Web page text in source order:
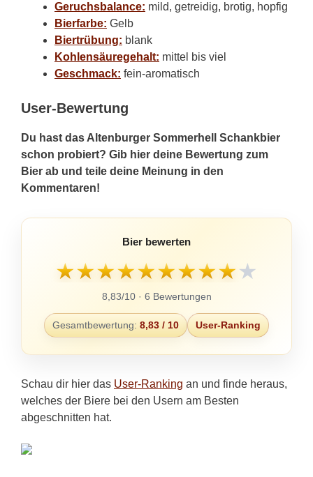
Geruchsbalance: mild, getreidig, brotig, hopfig
Bierfarbe: Gelb
Biertrübung: blank
Kohlensäuregehalt: mittel bis viel
Geschmack: fein-aromatisch
User-Bewertung
Du hast das Altenburger Sommerhell Schankbier
schon probiert? Gib hier deine Bewertung zum
Bier ab und teile deine Meinung in den
Kommentaren!
Bier bewerten
★★★★★★★★★★
8,83/10 · 6 Bewertungen
Gesamtbewertung: 8,83 / 10 User-Ranking
Schau dir hier das User-Ranking an und finde heraus,
welches der Biere bei den Usern am Besten
abgeschnitten hat.